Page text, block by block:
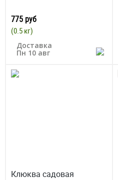
775 руб
(0.5 кг)
Доставка
Пн 10 авг
Клюква садовая